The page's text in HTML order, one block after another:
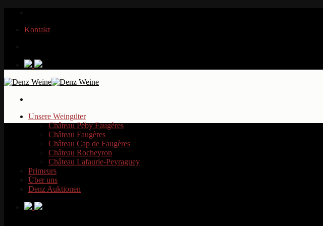
springenKontakt
Unsere Weingüter
Château Péby Faugères
Château Faugères
Château Cap de Faugères
Château Rocheyron
Château Lafaurie-Peyraguey
Primeurs
Über uns
Denz Auktionen